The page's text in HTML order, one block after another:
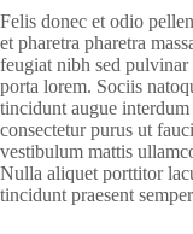
Felis donec et odio
et pharetra pharetra
feugiat nibh sed pulvinar
porta lorem. Sociis
tincidunt augue
consectetur purus ut
vestibulum mattis
Nulla aliquet porttitor
tincidunt praesent